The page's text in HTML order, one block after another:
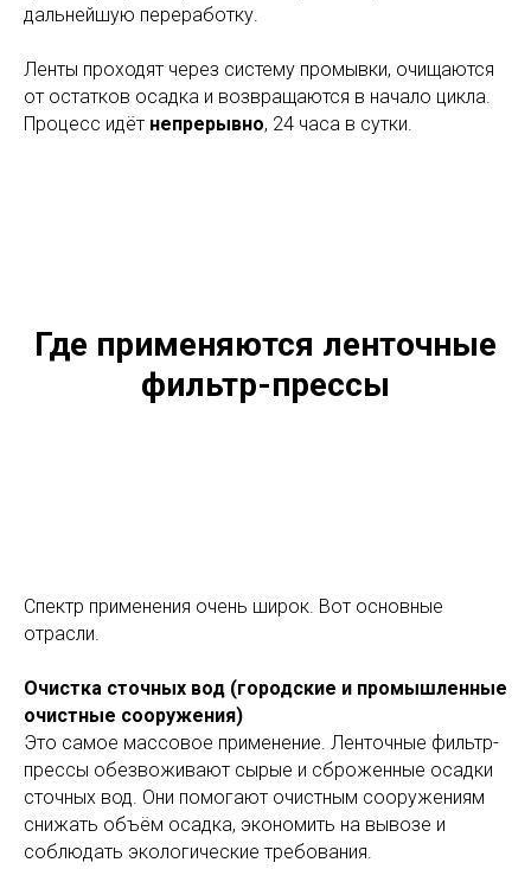
дальнейшую переработку.
Ленты проходят через систему промывки, очищаются
от остатков осадка и возвращаются в начало цикла.
Процесс идёт непрерывно, 24 часа в сутки.
Где применяются ленточные
фильтр-прессы
Спектр применения очень широк. Вот основные
отрасли.
Очистка сточных вод (городские и промышленные
очистные сооружения)
Это самое массовое применение. Ленточные фильтр-
прессы обезвоживают сырые и сброженные осадки
сточных вод. Они помогают очистным сооружениям
снижать объём осадка, экономить на вывозе и
соблюдать экологические требования.